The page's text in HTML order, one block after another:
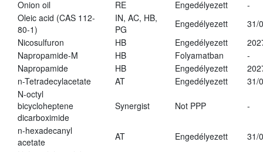
Onion oil
RE Engedélyezett
-
Oleic acid (CAS 112-
80-1)
IN, AC, HB,
PG
Engedélyezett
31/
Nicosulfuron
HB Engedélyezett
Napropamide-M
HB Folyamatban
-
Napropamide
HB Engedélyezett
n-Tetradecylacetate
AT Engedélyezett
31/
N-octyl
bicycloheptene
dicarboximide
Synergist Not PPP -
n-hexadecanyl
acetate
AT Engedélyezett
31/